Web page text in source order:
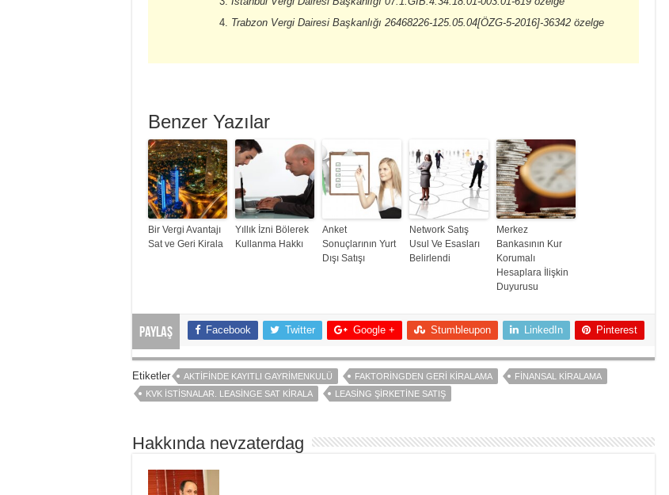
Trabzon Vergi Dairesi Başkanlığı 26468226-125.05.04[ÖZG-5-2016]-36342 özelge
Benzer Yazılar
Bir Vergi Avantajı
Sat ve Geri Kirala
Yıllık İzni Bölerek
Kullanma Hakkı
Anket
Sonuçlarının Yurt
Dışı Satışı
Network Satış
Usul Ve Esasları
Belirlendi
Merkez
Bankasının Kur
Korumalı
Hesaplara İlişkin
Duyurusu
Paylaş Facebook Twitter Google + Stumbleupon LinkedIn Pinterest
Etiketler AKTIFINDE KAYITLI GAYRIMENKULÜ FAKTORINGDEN GERI KIRALAMA
FINANSAL KIRALAMA
KVK İSTISNALAR. LEASINGE SAT KIRALA
LEASING ŞIRKETINE SATIŞ
Hakkında nevzaterdag